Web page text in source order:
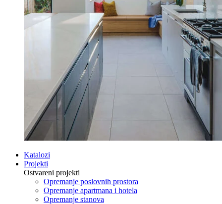
Katalozi
Projekti
Ostvareni projekti
Opremanje poslovnih prostora
Opremanje apartmana i hotela
Opremanje stanova